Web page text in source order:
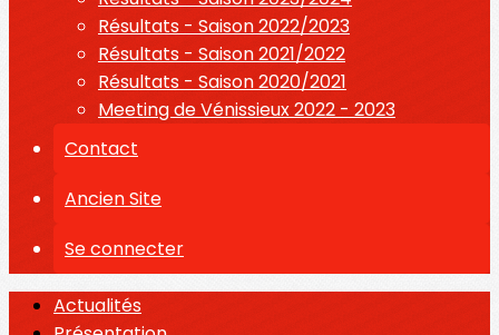
Résultats - Saison 2022/2023
Résultats - Saison 2021/2022
Résultats - Saison 2020/2021
Meeting de Vénissieux 2022 - 2023
Contact
Ancien Site
Se connecter
Actualités